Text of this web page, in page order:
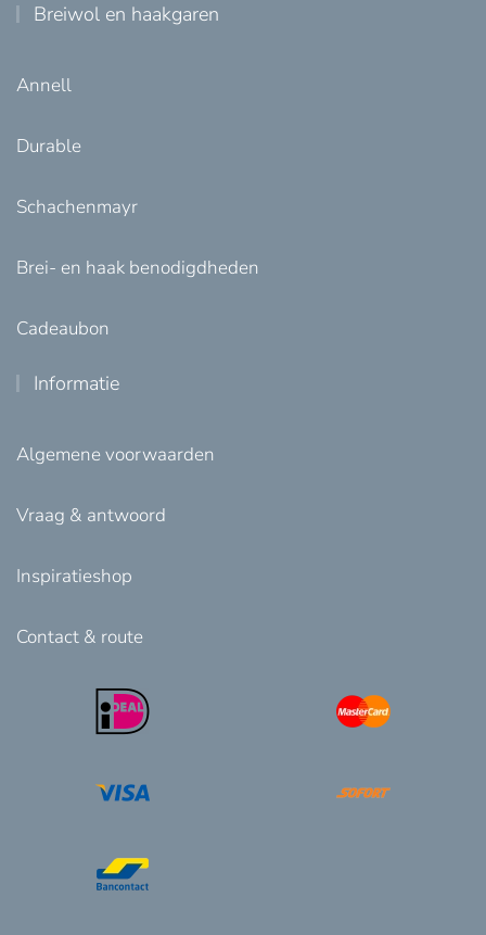
Breiwol en haakgaren
Annell
Durable
Schachenmayr
Brei- en haak benodigdheden
Cadeaubon
Informatie
Algemene voorwaarden
Vraag & antwoord
Inspiratieshop
Contact & route